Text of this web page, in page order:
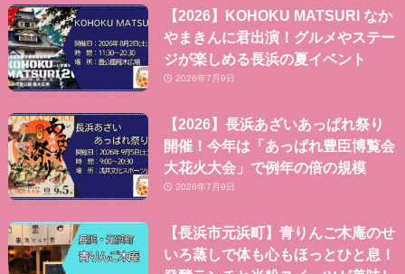
【2026】KOHOKU MATSURI なか
やまきんに君出演！グルメやステー
ジが楽しめる長浜の夏イベント
2026年7月9日
【2026】長浜あざいあっぱれ祭り
開催！今年は「あっぱれ豊臣博覧会
大花火大会」で例年の倍の規模
2026年7月9日
【長浜市元浜町】青りんご木庵のせ
いろ蒸しで体も心もほっとひと息！